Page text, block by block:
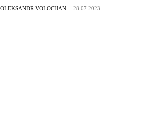
OLEKSANDR VOLOCHAN - 28.07.2023